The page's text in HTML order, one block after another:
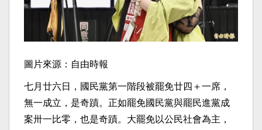
圖片來源：自由時報
七月廿六日，國民黨第一階段被罷免廿四＋一席，
無一成立，是奇蹟。正如罷免國民黨與罷民進黨成
案卅一比零，也是奇蹟。大罷免以公民社會為主，